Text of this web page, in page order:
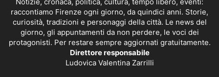
raccontiamo Firenze ogni giorno, da quindici anni. Storie,
curiosità, tradizioni e personaggi della città. Le news del
giorno, gli appuntamenti da non perdere, le voci dei
protagonisti. Per restare sempre aggiornati gratuitamente.
Direttore responsabile
Ludovica Valentina Zarrilli